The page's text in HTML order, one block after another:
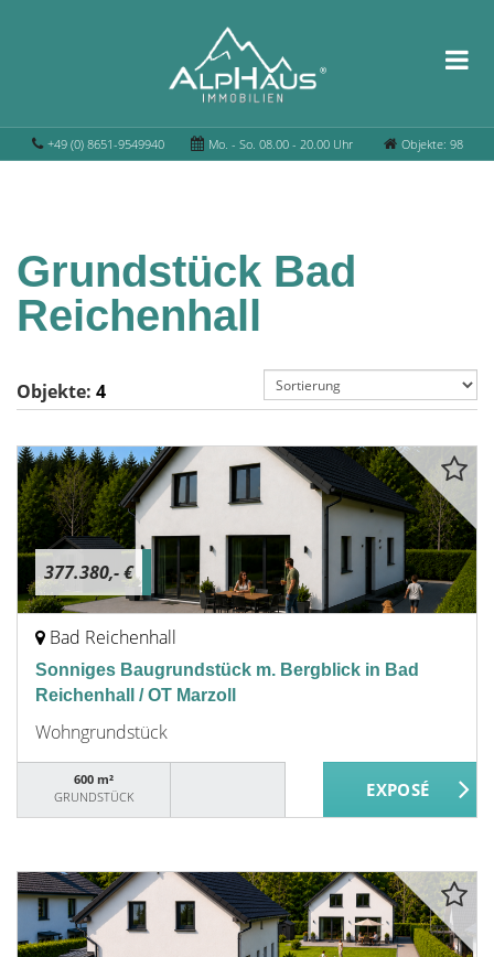
+49 (0) 8651-9549940 Mo. - So. 08.00 - 20.00 Uhr Objekte: 98
Grundstück Bad
Reichenhall
Objekte: 4
377.380,- €
Bad Reichenhall
Sonniges Baugrundstück m. Bergblick in Bad
Reichenhall / OT Marzoll
Wohngrundstück
600 m²
GRUNDSTÜCK